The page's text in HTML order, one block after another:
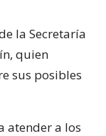
la Secretaría
quien
sus posibles
atender a los